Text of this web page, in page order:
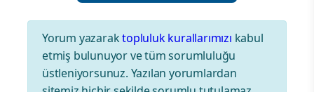
Yorum yazaraktopluluk kurallarımızı kabul
etmiş bulunuyor ve tüm sorumluluğu
üstleniyorsunuz. Yazılan yorumlardan